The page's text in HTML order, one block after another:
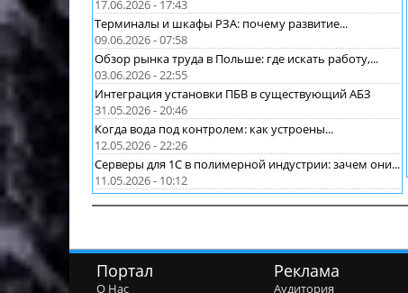
17.06.2026 - 17:43
Терминалы и шкафы РЗА: почему развитие...
09.06.2026 - 07:58
Обзор рынка труда в Польше: где искать работу,...
03.06.2026 - 22:55
Интеграция установки ПБВ в существующий АБЗ
31.05.2026 - 20:46
Когда вода под контролем: как устроены...
12.05.2026 - 22:26
Серверы для 1С в полимерной индустрии: зачем они...
11.05.2026 - 10:12
Портал
О Нас
Реклама
Аудитория